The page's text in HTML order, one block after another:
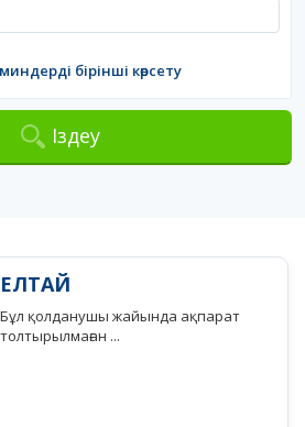
бірінші көрсету
Іздеу
ЕЛТАЙ
Бұл қолданушы жайында ақпарат
толтырылмаған ...